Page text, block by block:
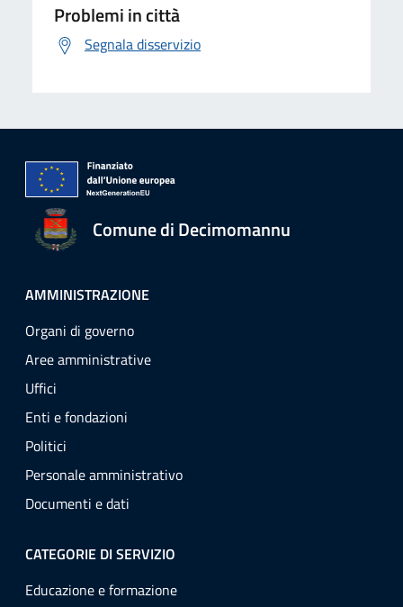
Problemi in città
Segnala disservizio
Comune di Decimomannu
AMMINISTRAZIONE
Organi di governo
Aree amministrative
Uffici
Enti e fondazioni
Politici
Personale amministrativo
Documenti e dati
CATEGORIE DI SERVIZIO
Educazione e formazione